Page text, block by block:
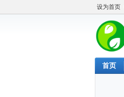
设为首页
首页